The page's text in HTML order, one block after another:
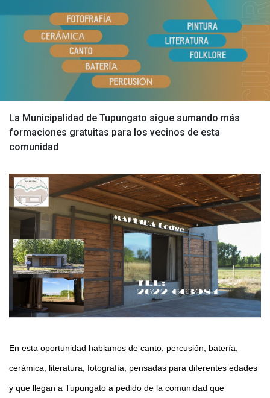
La Municipalidad de Tupungato sigue sumando más
formaciones gratuitas para los vecinos de esta
comunidad
En esta oportunidad hablamos de canto, percusión, batería,
cerámica, literatura, fotografía, pensadas para diferentes edades
y que llegan a Tupungato a pedido de la comunidad que